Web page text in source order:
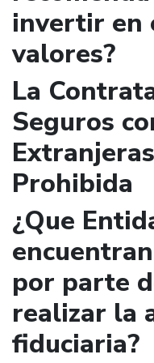
invertir en
valores?
La
Seguros
Prohibida
¿Que
por parte
realizar la
fiduciaria?